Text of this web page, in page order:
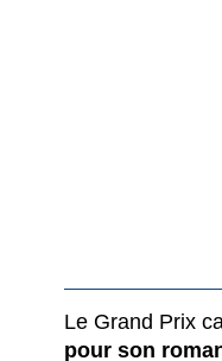
Le Grand Prix
pour son